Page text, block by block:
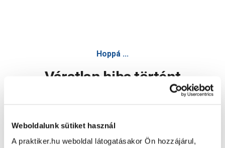
Weboldalunk sütiket használ
A praktiker.hu weboldal látogatásakor Ön hozzájárul,
Hoppá ...
Váratlan hiba történt
Oldal újratöltése